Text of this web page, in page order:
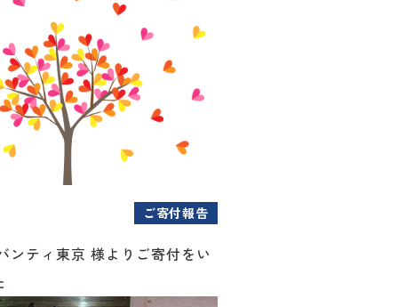
ご寄付報告
ンティ東京 様よりご寄付をい